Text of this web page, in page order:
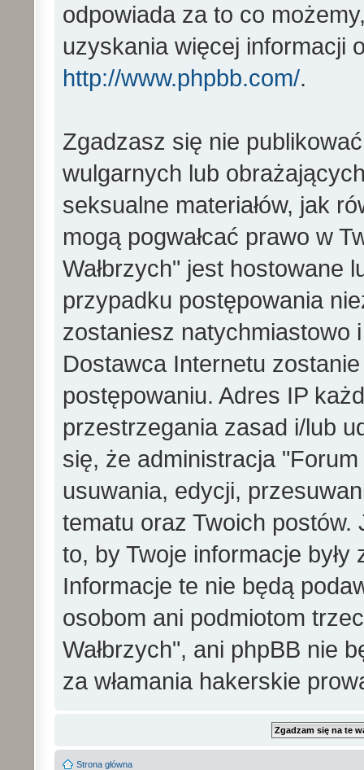
odpowiada za to co
uzyskania więcej informacji
http://www.phpbb.com/.
Zgadzasz się nie
wulgarnych lub
seksualne materiałów, jak
mogą pogwałcać prawo w
Wałbrzych" jest hostowane
przypadku postępowania
zostaniesz natychmiastowo
Dostawca Internetu
postępowaniu. Adres IP
przestrzegania zasad i/lub
się, że administracja
usuwania, edycji,
tematu oraz Twoich
to, by Twoje informacje
Informacje te nie będą
osobom ani podmiotom
Wałbrzych", ani phpBB nie
za włamania hakerskie
Strona główna